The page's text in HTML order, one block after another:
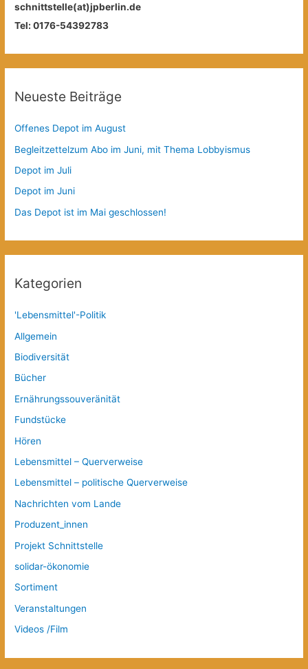
schnittstelle(at)jpberlin.de
Tel: 0176-54392783
Neueste Beiträge
Offenes Depot im August
Begleitzettelzum Abo im Juni, mit Thema Lobbyismus
Depot im Juli
Depot im Juni
Das Depot ist im Mai geschlossen!
Kategorien
'Lebensmittel'-Politik
Allgemein
Biodiversität
Bücher
Ernährungssouveränität
Fundstücke
Hören
Lebensmittel – Querverweise
Lebensmittel – politische Querverweise
Nachrichten vom Lande
Produzent_innen
Projekt Schnittstelle
solidar-ökonomie
Sortiment
Veranstaltungen
Videos /Film